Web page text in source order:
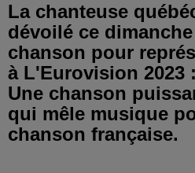
La chanteuse
dévoilé ce
chanson pour
à L'Eurovision 2023
Une chanson
qui mêle musique
chanson française.